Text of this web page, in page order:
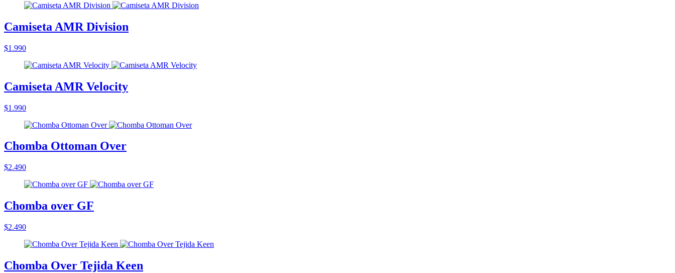
Camiseta AMR Division
$1.990
Camiseta AMR Velocity
$1.990
Chomba Ottoman Over
$2.490
Chomba over GF
$2.490
Chomba Over Tejida Keen